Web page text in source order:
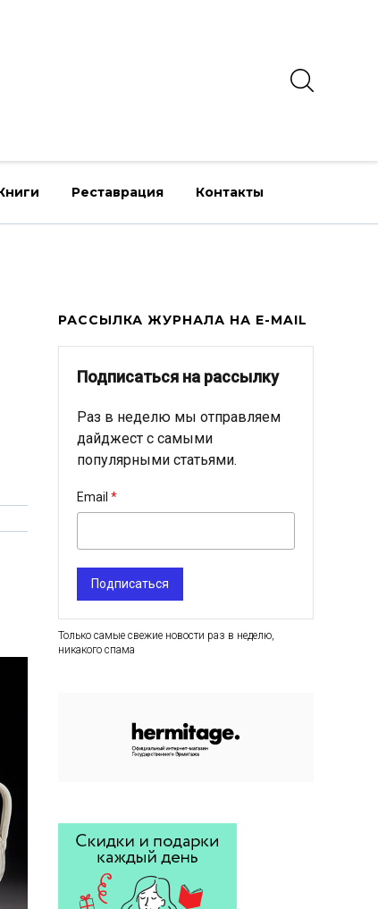
Реставрация Контакты
РАССЫЛКА ЖУРНАЛА НА E-MAIL
Подписаться на рассылку
Раз в неделю мы отправляем
дайджест с самыми
популярными статьями.
Email
Подписаться
Только самые свежие новости раз в неделю,
никакого спама